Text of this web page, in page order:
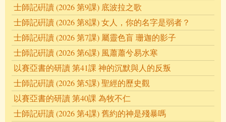
士師記硏讀 (2026 第9課) 底波拉之歌
士師記硏讀 (2026 第8課) 女人，你的名字是弱者？
士師記硏讀 (2026 第7課) 屬靈色盲 珊迦的影子
士師記硏讀 (2026 第6課) 風蕭蕭兮易水寒
以賽亞書的研讀 第41課 神的沉默與人的反叛
士師記硏讀 (2026 第5課) 聖經的歷史觀
以賽亞書的研讀 第40課 為牧不仁
士師記硏讀 (2026 第4課) 舊約的神是殘暴嗎